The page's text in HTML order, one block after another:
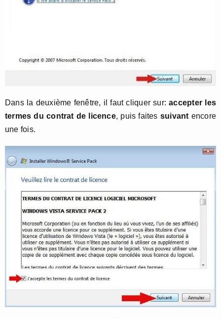
Dans la deuxième fenêtre, il faut cliquer sur:accepter les
termes du contrat de licence, puis faites suivant encore
une fois.